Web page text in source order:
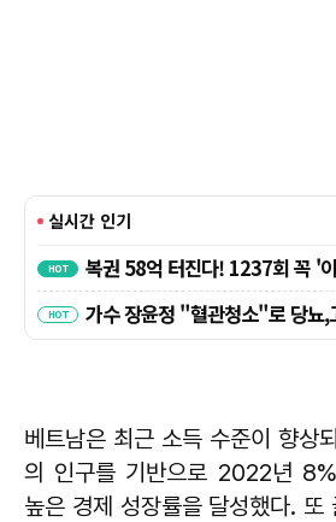
베트남은 최근 소득 수준이 향상
의 인구를 기반으로 2022년
높은 경제 성장률을 달성했다. 또